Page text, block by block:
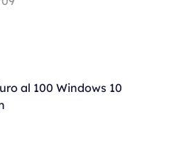
al 100 Windows 10